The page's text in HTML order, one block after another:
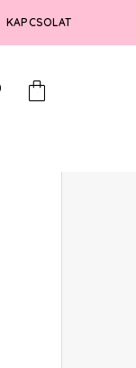
KAPCSOLAT